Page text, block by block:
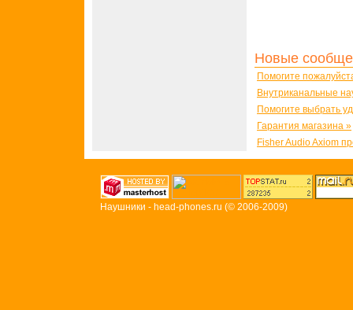
Новые
Помогите
Внутриканальные
Помогите выбрать
Гарантия магазина »
Fisher Audio Axiom
Наушники - head-phones.ru (© 2006-2009)